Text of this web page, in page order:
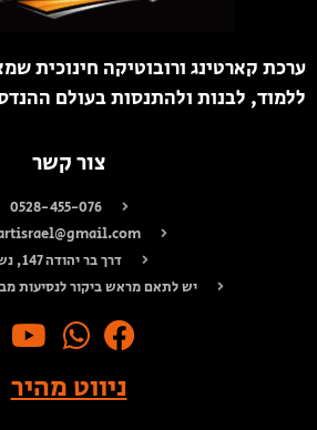
ערכת קארטינג ורובוטיקה חינוכית
ללמוד, לבנות ולהתנסות בעולם
צור קשר
0528-455-076
דרך בר יהודה 147, נשר
יש לתאם מראש ביקור לנסיעות
ניווט מהיר